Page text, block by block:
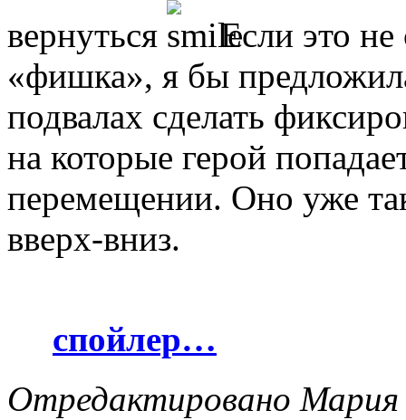
вернуться
Если это не
«фишка», я бы
подвалах сделать
на которые герой
перемещении. Оно уже
вверх-вниз.
спойлер…
Отредактировано